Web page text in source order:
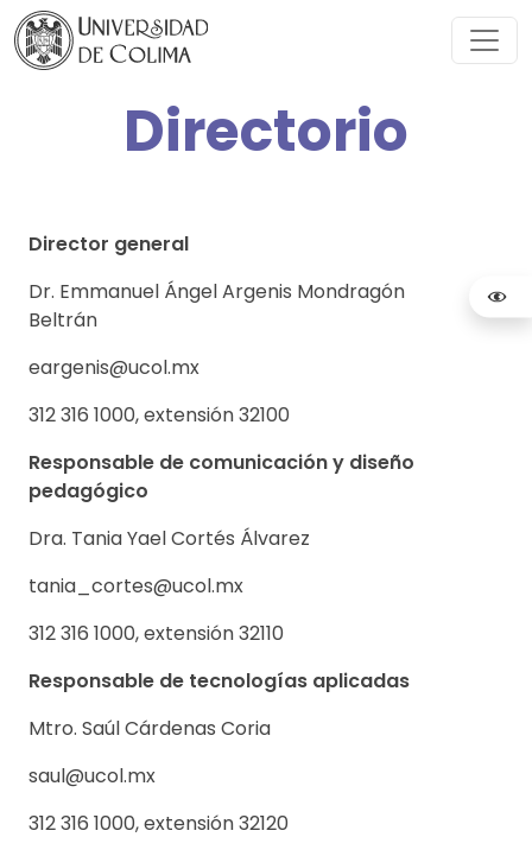
Directorio
Director general
Dr. Emmanuel Ángel Argenis Mondragón
Beltrán
eargenis@ucol.mx
312 316 1000, extensión 32100
Responsable de comunicación y diseño
pedagógico
Dra. Tania Yael Cortés Álvarez
tania_cortes@ucol.mx
312 316 1000, extensión 32110
Responsable de tecnologías aplicadas
Mtro. Saúl Cárdenas Coria
saul@ucol.mx
312 316 1000, extensión 32120